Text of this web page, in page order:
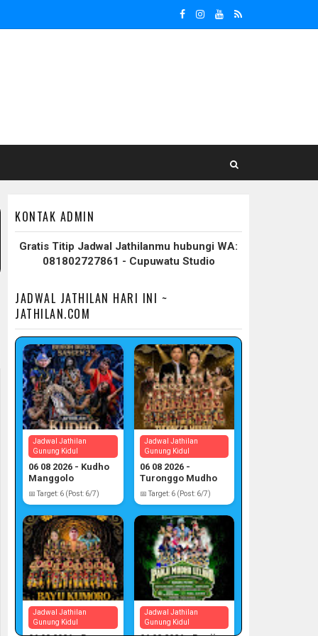
KONTAK ADMIN
Gratis Titip Jadwal Jathilanmu hubungi WA:
081802727861 - Cupuwatu Studio
JADWAL JATHILAN HARI INI ~
JATHILAN.COM
Jadwal Jathilan
Gunung Kidul
06 08 2026 - Kudho
Manggolo
📅 Target: 6 (Post: 6/7)
Jadwal Jathilan
Gunung Kidul
06 08 2026 -
Turonggo Mudho
📅 Target: 6 (Post: 6/7)
Jadwal Jathilan
Gunung Kidul
Jadwal Jathilan
Gunung Kidul